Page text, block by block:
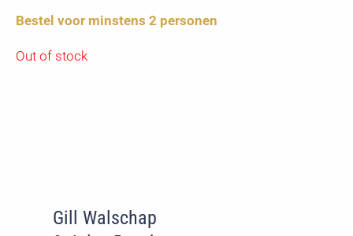
Bestel voor minstens 2 personen
Out of stock
Gill Walschap